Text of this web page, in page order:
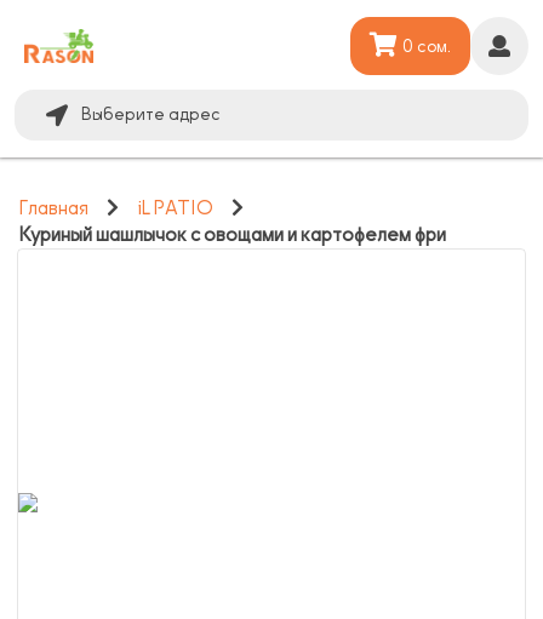
Выберите адрес
0 сом.
Главная
iL PATIO
Куриный шашлычок с овощами и картофелем фри